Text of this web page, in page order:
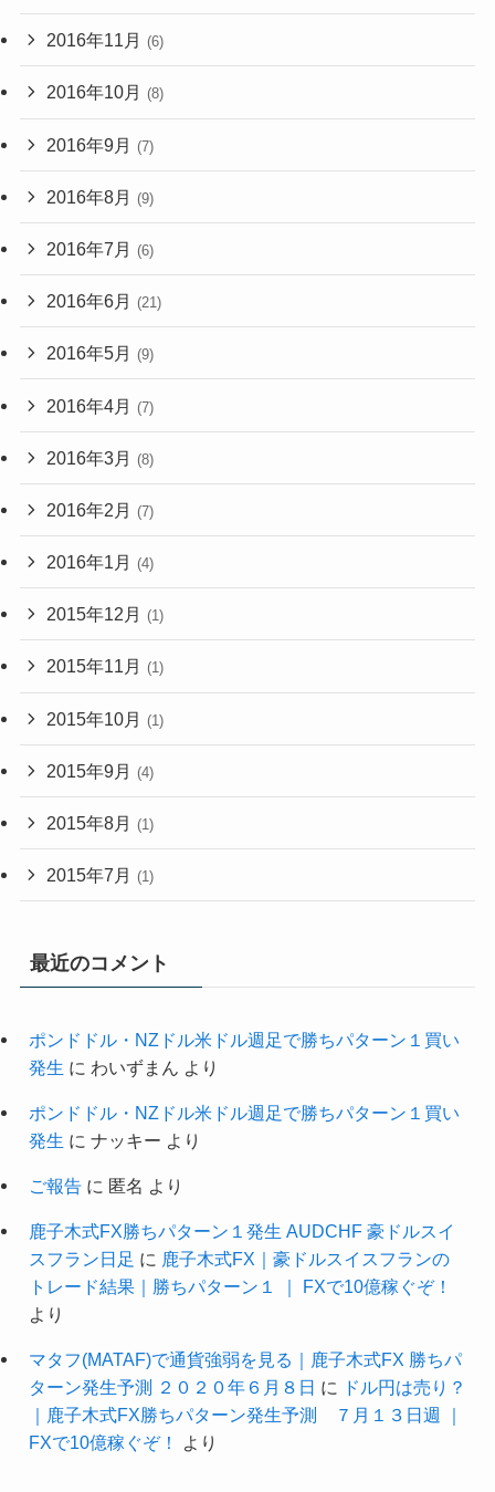
2016年11月 (6)
2016年10月 (8)
2016年9月 (7)
2016年8月 (9)
2016年7月 (6)
2016年6月 (21)
2016年5月 (9)
2016年4月 (7)
2016年3月 (8)
2016年2月 (7)
2016年1月 (4)
2015年12月 (1)
2015年11月 (1)
2015年10月 (1)
2015年9月 (4)
2015年8月 (1)
2015年7月 (1)
最近のコメント
ポンドドル・NZドル米ドル週足で勝ちパターン１買い
発生 に わいずまん より
ポンドドル・NZドル米ドル週足で勝ちパターン１買い
発生 に ナッキー より
ご報告に 匿名 より
鹿子木式FX勝ちパターン１発生 AUDCHF 豪ドルスイ
スフラン日足 に 鹿子木式FX｜豪ドルスイスフランの
トレード結果｜勝ちパターン１ ｜ FXで10億稼ぐぞ！
より
マタフ(MATAF)で通貨強弱を見る｜鹿子木式FX 勝ちパ
ターン発生予測 ２０２０年６月８日 に
ドル円は売り？
｜鹿子木式FX勝ちパターン発生予測 ７月１３日週 ｜
FXで10億稼ぐぞ！
より